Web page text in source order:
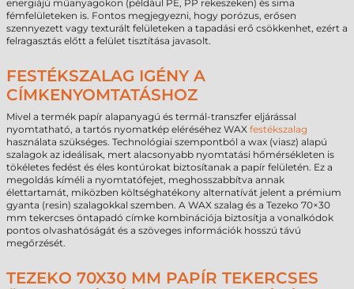
energiájú műanyagokon (például PE, PP rekeszeken) és sima
fémfelületeken is. Fontos megjegyezni, hogy porózus, erősen
szennyezett vagy texturált felületeken a tapadási erő csökkenhet, ezért a
felragasztás előtt a felület tisztítása javasolt.
FESTÉKSZALAG IGÉNY A
CÍMKENYOMTATÁSHOZ
Mivel a termék papír alapanyagú és termál-transzfer eljárással
nyomtatható, a tartós nyomatkép eléréséhez WAX festékszalag
használata szükséges. Technológiai szempontból a wax (viasz) alapú
szalagok az ideálisak, mert alacsonyabb nyomtatási hőmérsékleten is
tökéletes fedést és éles kontúrokat biztosítanak a papír felületén. Ez a
megoldás kíméli a nyomtatófejet, meghosszabbítva annak
élettartamát, miközben költséghatékony alternatívát jelent a prémium
gyanta (resin) szalagokkal szemben. A WAX szalag és a Tezeko 70×30
mm tekercses öntapadó címke kombinációja biztosítja a vonalkódok
pontos olvashatóságát és a szöveges információk hosszú távú
megőrzését.
TEZEKO 70X30 MM PAPÍR TEKERCSES